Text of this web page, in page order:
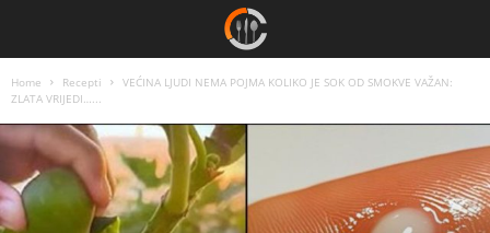
Home Recepti
VEĆINA LJUDI NEMA POJMA KOLIKO JE SOK OD SMOKVE VAŽAN:
ZLATA VRIJEDI…...